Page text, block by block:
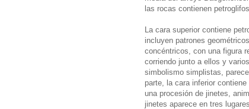
las rocas contienen
La cara superior contiene
incluyen patrones
concéntricos, con una figura
corriendo junto a ellos y
simbolismo simplistas,
parte, la cara inferior
una procesión de jinetes,
jinetes aparece en tres